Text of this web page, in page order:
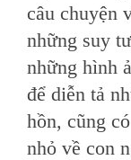
câu chuyện
những suy
những hình
để diễn tả
hồn, cũng
nhỏ về con